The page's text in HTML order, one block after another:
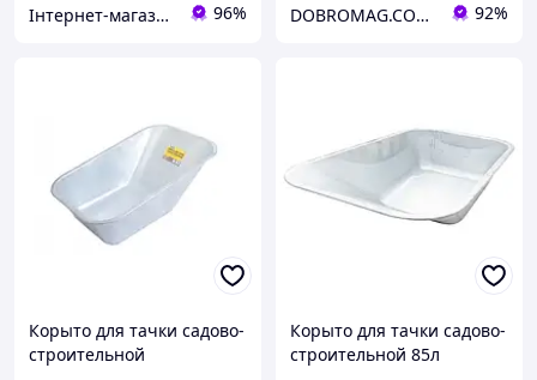
Інтернет-магазин "Winner" 96% DOBROMAG.COM.UA - ДОБРОМАГ 92%
Корыто для тачки садово-
строительной
Корыто для тачки садово-
строительной 85л